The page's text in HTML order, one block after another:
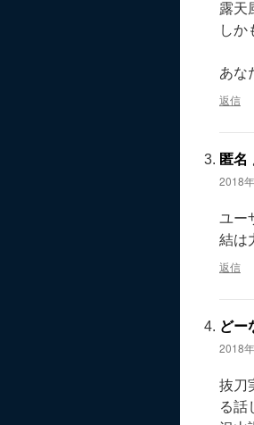
露天
しか
あな
返信
匿名
2018
ユー
結は
返信
どー
2018
抜刀
る話